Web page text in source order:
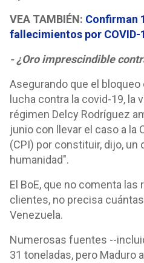
VEA TAMBIÉN: Confirman
fallecimientos por COVID-
- ¿Oro imprescindible
Asegurando que el
lucha contra la covid-19, la
régimen Delcy Rodríguez
junio con llevar el caso a la
(CPI) por constituir, dijo, un
humanidad".
El BoE, que no comenta
clientes, no precisa
Venezuela.
Numerosas fuentes --
31 toneladas, pero Maduro